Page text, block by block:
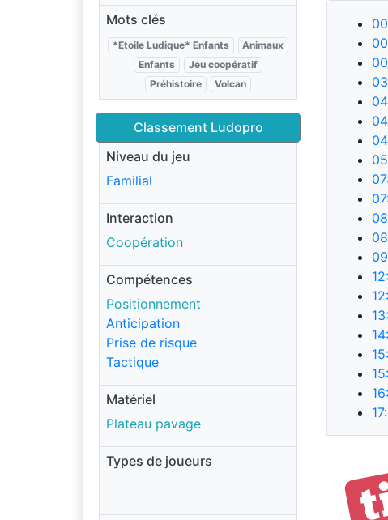
Mots clés
*Etoile Ludique* Enfants
Animaux
Enfants
Jeu coopératif
Préhistoire
Volcan
Classement Ludopro
Niveau du jeu
Familial
Interaction
Coopération
Compétences
Positionnement
Anticipation
Prise de risque
Tactique
Matériel
Plateau pavage
Types de joueurs